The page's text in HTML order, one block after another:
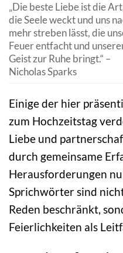
„Die beste Liebe ist die
die Seele weckt und uns
mehr streben lässt, die
Feuer entfacht und
Geist zur Ruhe bringt.“ –
Nicholas Sparks
Einige der hier
zum Hochzeitstag
Liebe und
durch gemeinsame
Herausforderungen
Sprichwörter sind
Reden beschränkt,
Feierlichkeiten als